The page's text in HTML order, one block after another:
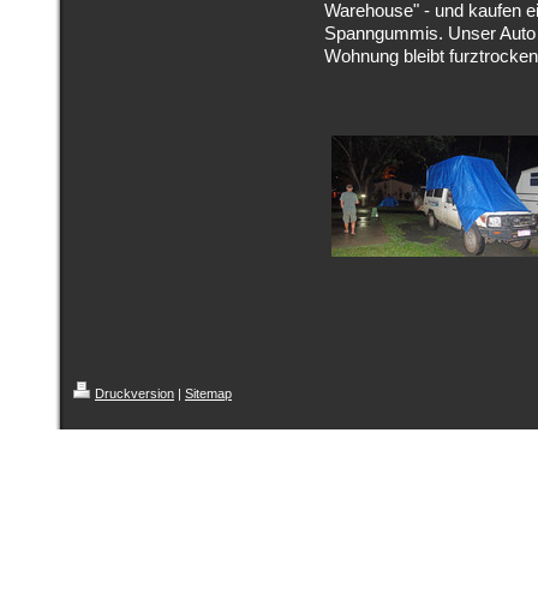
Warehouse" - und kaufen
Spanngummis. Unser
Wohnung bleibt
Druckversion | Sitemap